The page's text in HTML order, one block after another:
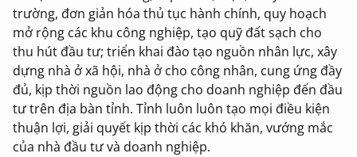
trường, đơn giản hóa thủ tục hành chính, quy hoạch
mở rộng các khu công nghiệp, tạo quỹ đất sạch cho
thu hút đầu tư; triển khai đào tạo nguồn nhân lực, xây
dựng nhà ở xã hội, nhà ở cho công nhân, cung ứng đầy
đủ, kịp thời nguồn lao động cho doanh nghiệp đến đầu
tư trên địa bàn tỉnh. Tỉnh luôn luôn tạo mọi điều kiện
thuận lợi, giải quyết kịp thời các khó khăn, vướng mắc
của nhà đầu tư và doanh nghiệp.